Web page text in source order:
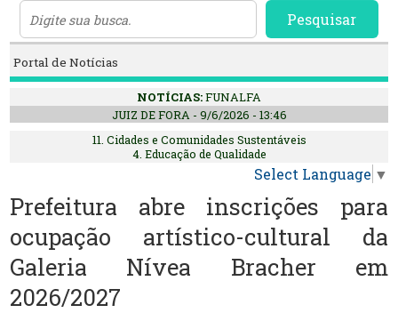
Pesquisar
Portal de Notícias
NOTÍCIAS:FUNALFA
JUIZ DE FORA - 9/6/2026 - 13:46
11. Cidades e Comunidades Sustentáveis
4. Educação de Qualidade
Select Language ▼
Prefeitura abre inscrições para
ocupação artístico-cultural da
Galeria Nívea Bracher em
2026/2027